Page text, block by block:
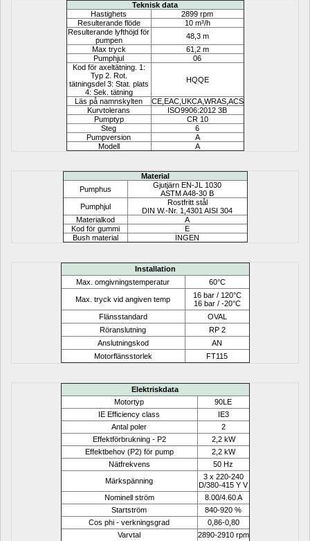
Teknisk data
Hastighets
2899 rpm
Resulterande flöde
10 m³/h
Resulterande lyfthöjd för
pumpen
48,3 m
Max tryck
61,2 m
Pumphjul
06
Kod för axeltätning. 1:
Typ 2. Rot.
tätningsdel 3: Stat. plats
4: Sek. tätning
HQQE
Läs på namnskylten
CE,EAC,UKCA,WRAS,ACS
Kurvtolerans
ISO9906:2012 3B
Pumptyp
CR 10
Steg
6
Pumpversion
A
Modell
A
Material
Pumphus
Gjutjärn EN-JL 1030
ASTM A48-30 B
Pumphjul
Rostfritt stål
DIN W.-Nr. 1,4301 AISI 304
Materialkod
A
Kod för gummi
E
Bush material
INGEN
Installation
Max. omgivningstemperatur
60°C
Max. tryck vid angiven temp
16 bar / 120°C
16 bar / -20°C
Flänsstandard
OVAL
Röranslutning
RP 2
Anslutningskod
AN
Motorflänsstorlek
FT115
Elektriskdata
Motortyp
90LE
IE Efficiency class
IE3
Antal poler
2
Effektförbrukning - P2
2,2 kW
Effektbehov (P2) för pump
2,2 kW
Nätfrekvens
50 Hz
Märkspänning
3 x 220-240
D/380-415 Y V
Nominell ström
8.00/4.60 A
Startström
840-920 %
Cos phi - verkningsgrad
0,86-0,80
Varvtal
2890-2910 rpm